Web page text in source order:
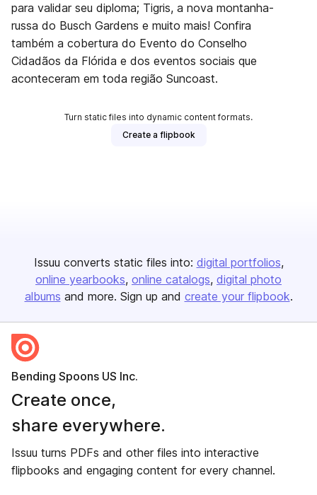
para validar seu diploma; Tigris, a nova montanha-
russa do Busch Gardens e muito mais! Confira
também a cobertura do Evento do Conselho
Cidadãos da Flórida e dos eventos sociais que
aconteceram em toda região Suncoast.
Turn static files into dynamic content formats.
Create a flipbook
Issuu converts static files into: digital portfolios
online yearbooks online catalogs digital photo
albums and more. Sign up and create your flipbook.
Bending Spoons US Inc.
Create once,
share everywhere.
Issuu turns PDFs and other files into interactive
flipbooks and engaging content for every channel.